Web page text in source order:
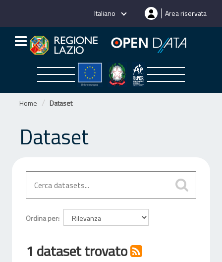
Italiano Area riservata
Home Dataset
Dataset
Ordina per
1 dataset trovato